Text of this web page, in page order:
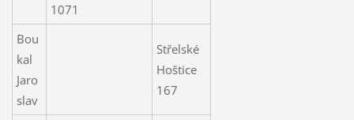
1071
Bou
kal
Jaro
slav
Střelské
Hoštice
167